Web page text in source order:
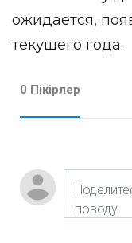
ожидается,
текущего года.
0 Пікірлер